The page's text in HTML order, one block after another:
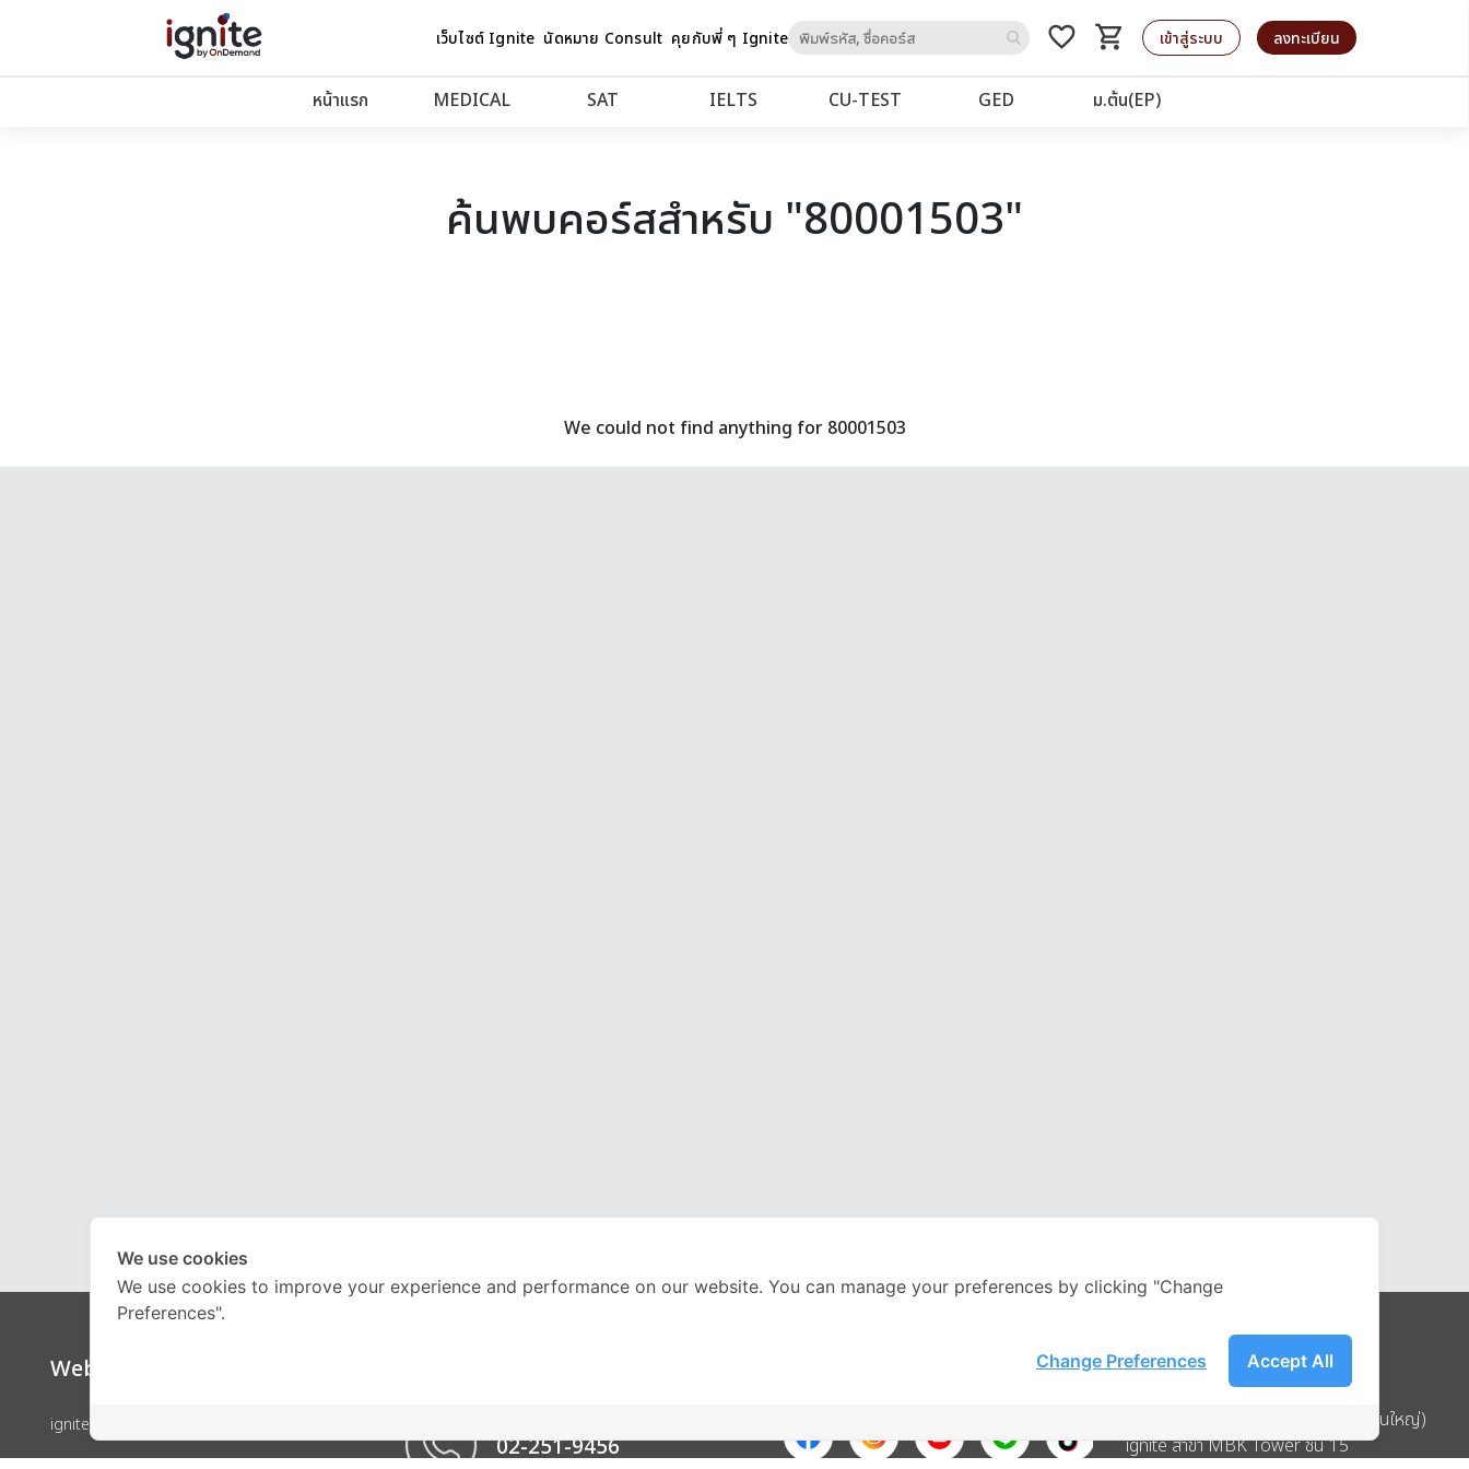
เว็บไซต์ Ignite นัดหมาย Consult คุยกับพี่ ๆ Igniteto
favorite_border shopping_cart
รถเข็น เข้าสู่ระบบ ลงทะเบียน
หน้าแรก MEDICAL SAT IELTS CU‑TEST GED ม.ต้น(EP)
ค้นพบคอร์สสำหรับ "80001503"
We could not find anything for 80001503
Website
ignite by OnDemand
02-251-9456
Address
บริษัท อิกไนท์ เอ สตาร์ จำกัด (สำนักงานใหญ่)
ignite สาขา MBK Tower ชั้น 15
We use cookies
We use cookies to improve your experience and performance on our website. You can manage your preferences by clicking "Change
Preferences".
Accept All
Change Preferences